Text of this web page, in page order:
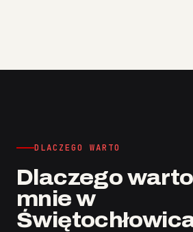
DLACZEGO WARTO
Dlaczego
mnie w